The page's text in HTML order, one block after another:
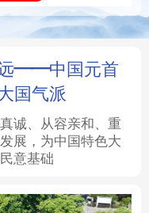
信息化 数字经济
银龄 溯源中国
能源
时尚 悦读
远——中国元首
国气派
诚、从容亲和、重
展，为中国特色大
意基础